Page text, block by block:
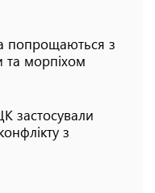
попрощаються з
та морпіхом
застосували
з